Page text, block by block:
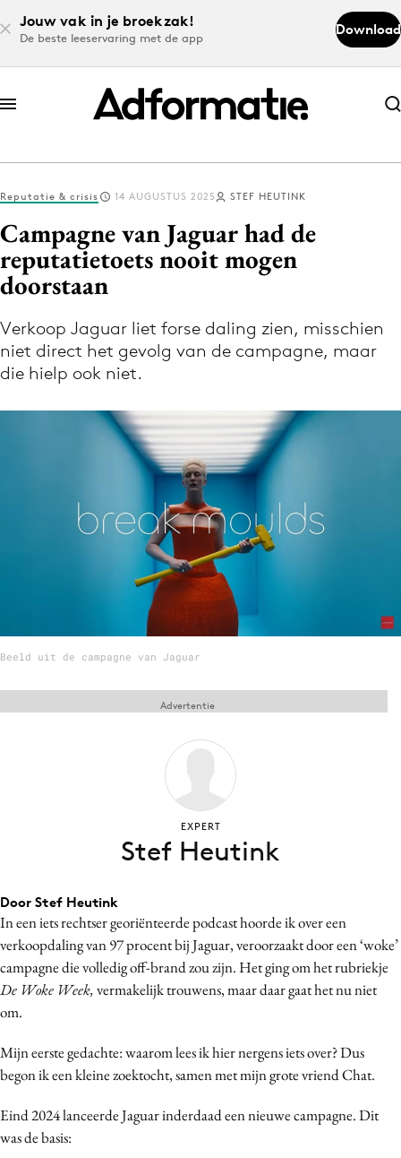
Jouw vak in je broekzak!
De beste leeservaring met de app
Download
Abonneer nu
Abonneer nu
Log in
Volg het laatste nieuws via de Adformatie
Nieuws app
9 sept: GenAI-training
Contentmarketing
Craft
Customer Experience
Data & Insights
Design
Diversiteit
Effectiviteit
Gedragsverandering
Influencer marketing
Reputatie & crisis 14 AUGUSTUS 2025 STEF HEUTINK
Campagne van Jaguar had de
reputatietoets nooit mogen
doorstaan
Verkoop Jaguar liet forse daling zien, misschien
niet direct het gevolg van de campagne, maar
die hielp ook niet.
Beeld uit de campagne van Jaguar
Door Stef Heutink
In een iets rechtser georiënteerde podcast hoorde ik over een
verkoopdaling van 97 procent bij Jaguar, veroorzaakt door een ‘woke’
campagne die volledig off-brand zou zijn. Het ging om het rubriekje
De Woke Week, vermakelijk trouwens, maar daar gaat het nu niet
om.
Mijn eerste gedachte: waarom lees ik hier nergens iets over? Dus
begon ik een kleine zoektocht, samen met mijn grote vriend Chat.
Eind 2024 lanceerde Jaguar inderdaad een nieuwe campagne. Dit
was de basis:
Advertentie
EXPERT
Stef Heutink